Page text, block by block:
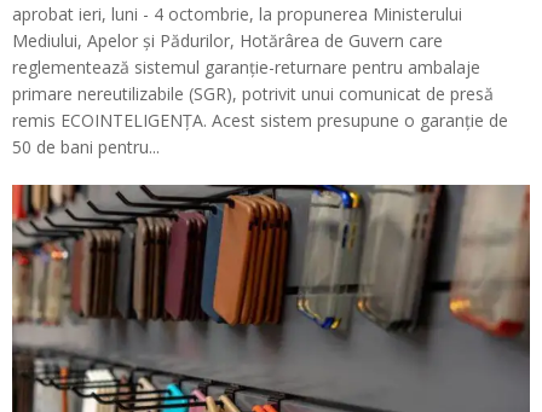
aprobat ieri, luni - 4 octombrie, la propunerea Ministerului
Mediului, Apelor și Pădurilor, Hotărârea de Guvern care
reglementează sistemul garanție-returnare pentru ambalaje
primare nereutilizabile (SGR), potrivit unui comunicat de presă
remis ECOINTELIGENȚA. Acest sistem presupune o garanție de
50 de bani pentru...